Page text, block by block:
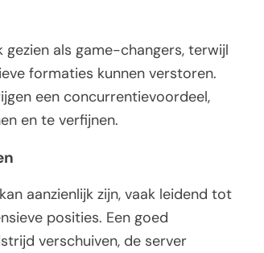
als game-changers, terwijl
formaties kunnen verstoren.
een concurrentievoordeel,
en te verfijnen.
aanzienlijk zijn, vaak leidend tot
posities. Een goed
verschuiven, de server